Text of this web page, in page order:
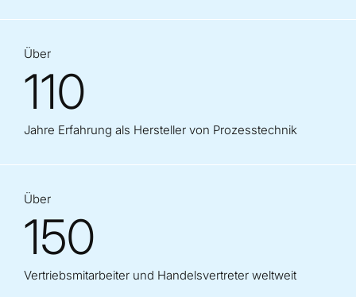
Über
110
Jahre Erfahrung als Hersteller von Prozesstechnik
Über
150
Vertriebsmitarbeiter und Handelsvertreter weltweit